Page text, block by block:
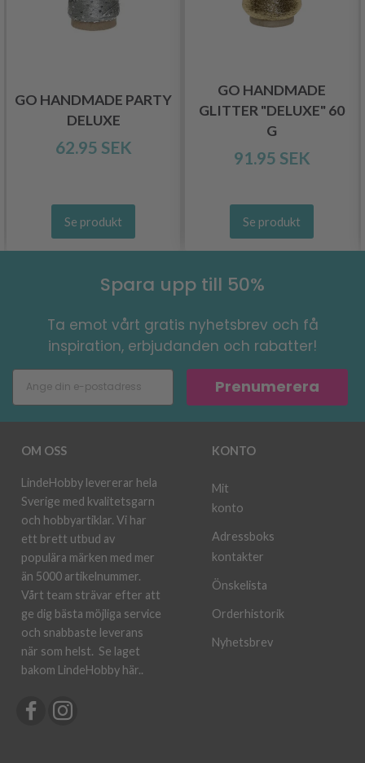
GO HANDMADE PARTY
DELUXE
62.95 SEK
Se produkt
GO HANDMADE
GLITTER "DELUXE" 60
G
91.95 SEK
Se produkt
Spara upp till 50%
Ta emot vårt gratis nyhetsbrev och få
inspiration, erbjudanden och rabatter!
Prenumerera
OM OSS
LindeHobby levererar hela
Sverige med kvalitetsgarn
och hobbyartiklar. Vi har
ett brett utbud av
populära märken med mer
än 5000 artikelnummer.
Vårt team strävar efter att
ge dig bästa möjliga service
och snabbaste leverans
när som helst. Se laget
bakom LindeHobby här..
KONTO
Mit
konto
Adressboks
kontakter
Önskelista
Orderhistorik
Nyhetsbrev